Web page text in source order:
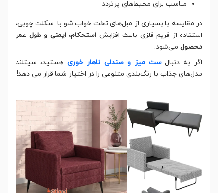
مناسب برای محیط‌های پرتردد
در مقایسه با بسیاری از مبل‌های تخت خواب شو با اسکلت چوبی،
استفاده از فریم فلزی باعث افزایش استحکام، ایمنی و طول عمر
محصول می‌شود.
اگر به دنبالست میز و صندلی ناهار خوری هستید، سیتلند
مدل‌های جذاب با رنگ‌بندی متنوعی را در اختیار شما قرار می دهد!